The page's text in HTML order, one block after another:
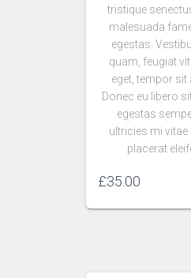
tristique
malesuada
egestas.
quam, feugiat
eget, tempor sit
Donec eu libero
egestas
ultricies mi vitae
placerat
£35.00